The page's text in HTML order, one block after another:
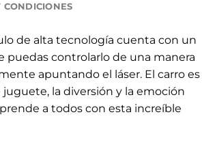
CONDICIONES
de alta tecnología cuenta con un
puedas controlarlo de una manera
apuntando el láser. El carro es
la diversión y la emoción
a todos con esta increíble